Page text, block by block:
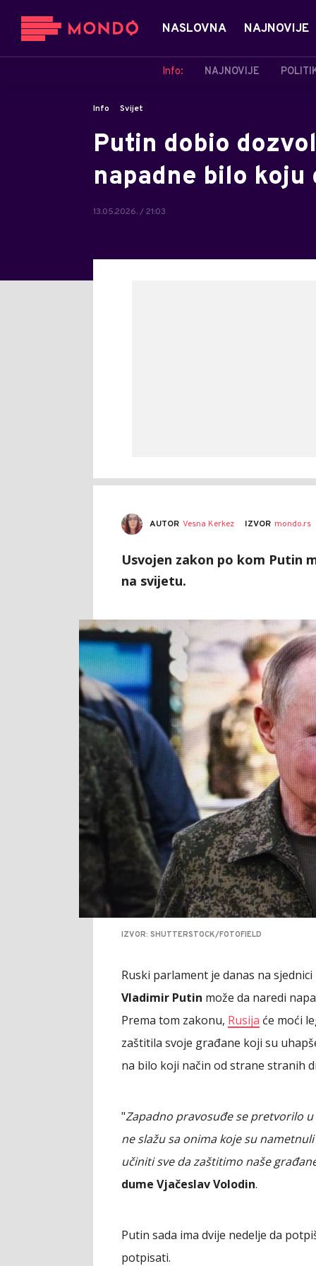
NASLOVNA NAJNOVIJE
Info: NAJNOVIJE
Info Svijet
Putin dobio
napadne bilo
13.05.2026. / 21:03
AUTOR Vesna Kerkez IZVOR mondo.rs
Usvojen zakon po kom Putin
na svijetu.
IZVOR: SHUTTERSTOCK/FOTOFIELD
Ruski parlament je danas na
Vladimir Putin može da naredi
Prema tom zakonu, Rusija će moći
zaštitila svoje građane koji su
na bilo koji način od strane stranih
"Zapadno pravosuđe se pretvorilo
ne slažu sa onima koje su
učiniti sve da zaštitimo naše
dume Vjačeslav Volodin.
Putin sada ima dvije nedelje da
potpisati.